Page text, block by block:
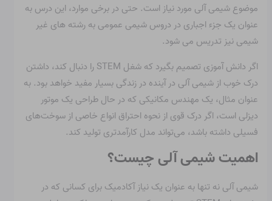
موضوع شیمی آلی مورد نیاز است. حتی در برخی موارد، این درس به
عنوان یک جزء اجباری در دروس شیمی عمومی به رشته های غیر
شیمی نیز تدریس می شود.
اگر دانش آموزی تصمیم بگیرد که شغل STEM را دنبال کند، داشتن
درک خوب از شیمی آلی در آینده در زندگی بسیار مفید خواهد بود. به
عنوان مثال، یک مهندس مکانیکی که در حال طراحی یک موتور
دیزلی است، اگر درک قوی از نحوه احتراق انواع خاصی از سوخت‌های
فسیلی داشته باشد، می‌تواند مدل کارآمدتری تولید کند.
اهمیت شیمی آلی چیست؟
شیمی آلی نه تنها به عنوان یک نیاز آکادمیک برای کسانی که در